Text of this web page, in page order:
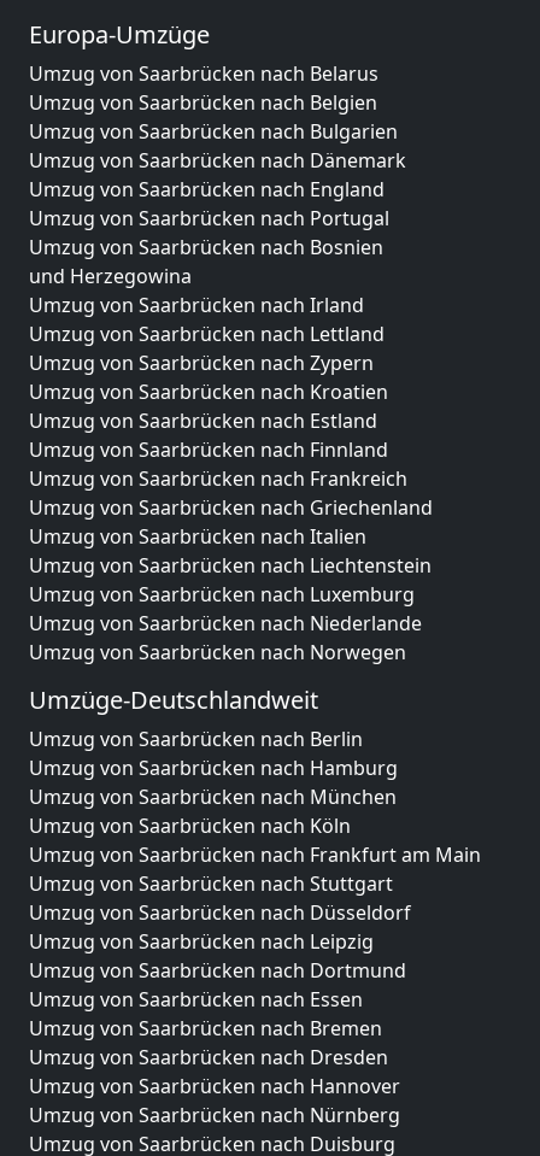
Europa-Umzüge
Umzug von Saarbrücken nach Belarus
Umzug von Saarbrücken nach Belgien
Umzug von Saarbrücken nach Bulgarien
Umzug von Saarbrücken nach Dänemark
Umzug von Saarbrücken nach England
Umzug von Saarbrücken nach Portugal
Umzug von Saarbrücken nach Bosnien
und Herzegowina
Umzug von Saarbrücken nach Irland
Umzug von Saarbrücken nach Lettland
Umzug von Saarbrücken nach Zypern
Umzug von Saarbrücken nach Kroatien
Umzug von Saarbrücken nach Estland
Umzug von Saarbrücken nach Finnland
Umzug von Saarbrücken nach Frankreich
Umzug von Saarbrücken nach Griechenland
Umzug von Saarbrücken nach Italien
Umzug von Saarbrücken nach Liechtenstein
Umzug von Saarbrücken nach Luxemburg
Umzug von Saarbrücken nach Niederlande
Umzug von Saarbrücken nach Norwegen
Umzüge-Deutschlandweit
Umzug von Saarbrücken nach Berlin
Umzug von Saarbrücken nach Hamburg
Umzug von Saarbrücken nach München
Umzug von Saarbrücken nach Köln
Umzug von Saarbrücken nach Frankfurt am Main
Umzug von Saarbrücken nach Stuttgart
Umzug von Saarbrücken nach Düsseldorf
Umzug von Saarbrücken nach Leipzig
Umzug von Saarbrücken nach Dortmund
Umzug von Saarbrücken nach Essen
Umzug von Saarbrücken nach Bremen
Umzug von Saarbrücken nach Dresden
Umzug von Saarbrücken nach Hannover
Umzug von Saarbrücken nach Nürnberg
Umzug von Saarbrücken nach Duisburg